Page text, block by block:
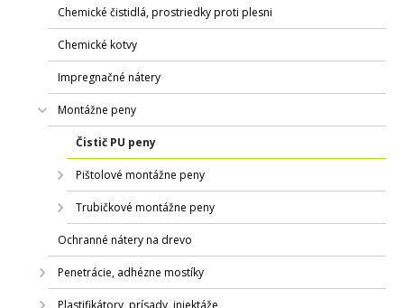
Chemické čistidlá, prostriedky proti plesni
Chemické kotvy
Impregnačné nátery
Montážne peny
Čistič PU peny
Pištolové montážne peny
Trubičkové montážne peny
Ochranné nátery na drevo
Penetrácie, adhézne mostíky
Plastifikátory, prísady, injektáže